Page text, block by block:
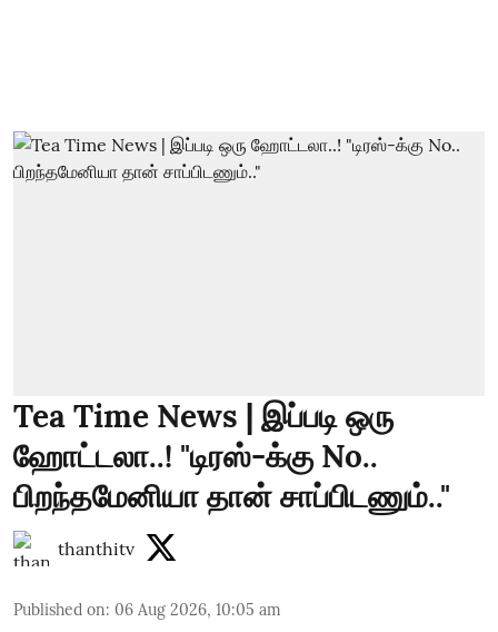
Tea Time News | இப்படி ஒரு
ஹோட்டலா..! "டிரஸ்-க்கு No..
பிறந்தமேனியா தான் சாப்பிடணும்.."
thanthitv
Published on: 06 Aug 2026, 10:05 am